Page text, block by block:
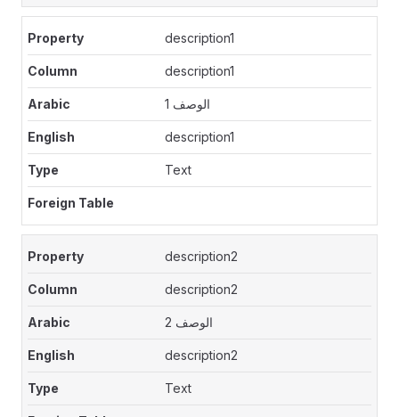
description1
description1
الوصف 1
description1
Text
description2
description2
الوصف 2
description2
Text